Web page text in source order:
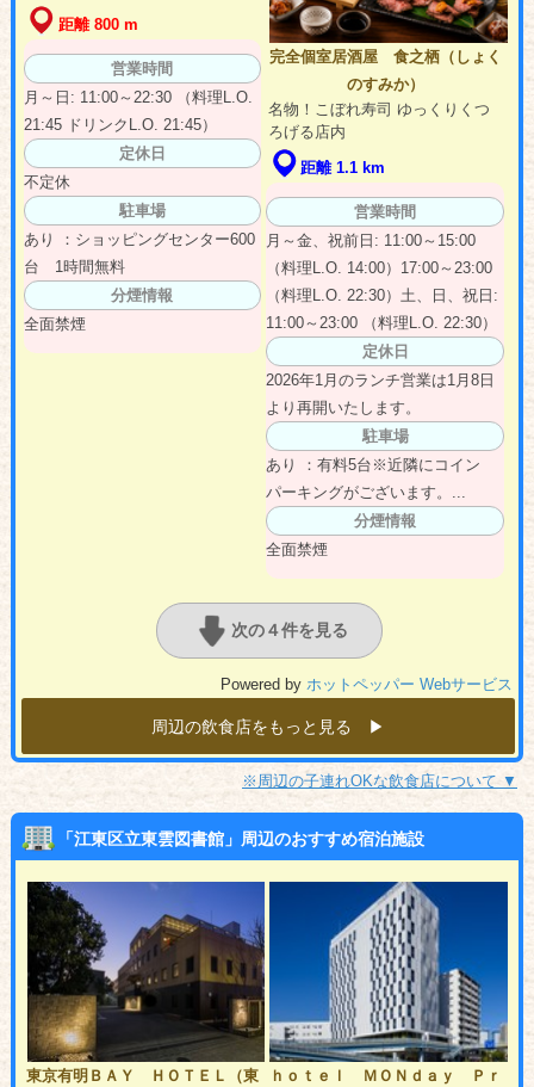
距離 800 m
営業時間
月～日: 11:00～22:30 （料理L.O.
21:45 ドリンクL.O. 21:45）
定休日
不定休
駐車場
あり ：ショッピングセンター600
台 1時間無料
分煙情報
全面禁煙
完全個室居酒屋 食之栖（しょく
のすみか）
名物！こぼれ寿司 ゆっくりくつ
ろげる店内
距離 1.1 km
営業時間
月～金、祝前日: 11:00～15:00
（料理L.O. 14:00）17:00～23:00
（料理L.O. 22:30）土、日、祝日:
11:00～23:00 （料理L.O. 22:30）
定休日
2026年1月のランチ営業は1月8日
より再開いたします。
駐車場
あり ：有料5台※近隣にコイン
パーキングがございます。...
分煙情報
全面禁煙
次の４件を見る
Powered byホットペッパー Webサービス
周辺の飲食店をもっと見る ▶︎
※周辺の子連れOKな飲食店について ▼
「江東区立東雲図書館」周辺のおすすめ宿泊施設
東京有明ＢＡＹ ＨＯＴＥＬ（東
ｈｏｔｅｌ ＭＯＮｄａｙ Ｐｒ